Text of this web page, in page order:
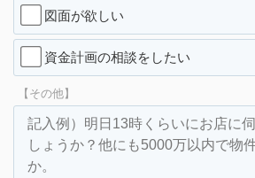
図面が欲しい
資金計画の相談をしたい
【その他】